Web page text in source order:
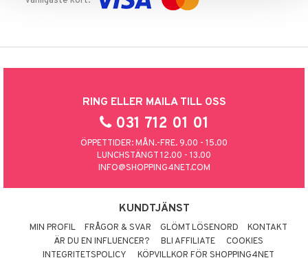
RING ELLER MAILA TILL OSS
031 712 01 01
ÖPPETTIDER: MÅN.-FRE. 9.00 - 15.00
LUNCHSTÄNGT 12.00 - 13.00
INFO@SHOPPING4NET.COM
KUNDTJÄNST
MIN PROFIL FRÅGOR & SVAR GLÖMT LÖSENORD
KONTAKT
ÄR DU EN INFLUENCER?
BLI AFFILIATE
COOKIES
INTEGRITETSPOLICY
KÖPVILLKOR FÖR SHOPPING4NET